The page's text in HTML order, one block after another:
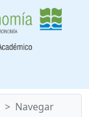
Navegar